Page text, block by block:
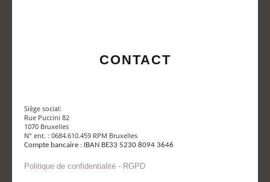
CONTACT
Siège social:
Rue Puccini 82
1070 Bruxelles
N° ent. : 0684.610.459 RPM Bruxelles
Compte bancaire : IBAN BE33 5230 8094 3646
Politique de confidentialité - RGPD